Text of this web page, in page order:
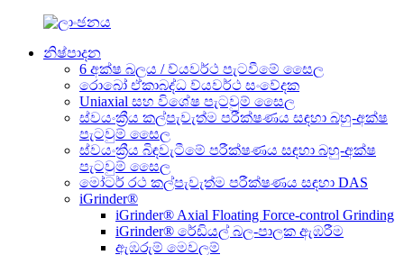
නිෂ්පාදන
6 අක්ෂ බලය / ව්යවර්ථ පැටවීමේ සෛල
රොබෝ ඒකාබද්ධ ව්යවර්ථ සංවේදක
Uniaxial සහ විශේෂ පැටවුම් සෛල
ස්වයංක්‍රීය කල්පැවැත්ම පරීක්ෂණය සඳහා බහු-අක්ෂ
පැටවුම් සෛල
ස්වයංක්‍රීය බිඳවැටීමේ පරීක්ෂණය සඳහා බහු-අක්ෂ
පැටවුම් සෛල
මෝටර් රථ කල්පැවැත්ම පරීක්ෂණය සඳහා DAS
iGrinder®
iGrinder® Axial Floating Force-control Grinding
iGrinder® රේඩියල් බල-පාලක ඇඹරීම
ඇඹරුම් මෙවලම්